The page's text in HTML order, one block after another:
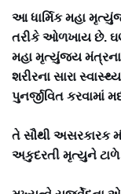
આ ધાર્મિક મહા
તરીકે ઓળખાય છે.
મહા મૃત્યુંજય મંત્રના
શરીરના સારા
પુનર્જીવિત કરવામાં
તે સૌથી અસરકારક
અકુદરતી મૃત્યુને